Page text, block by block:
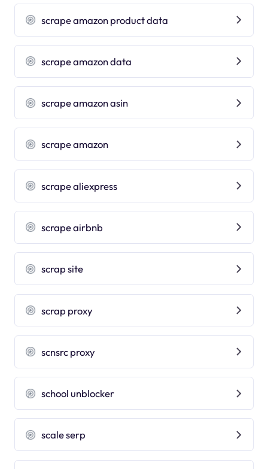
scrape amazon product data
scrape amazon data
scrape amazon asin
scrape amazon
scrape aliexpress
scrape airbnb
scrap site
scrap proxy
scnsrc proxy
school unblocker
scale serp